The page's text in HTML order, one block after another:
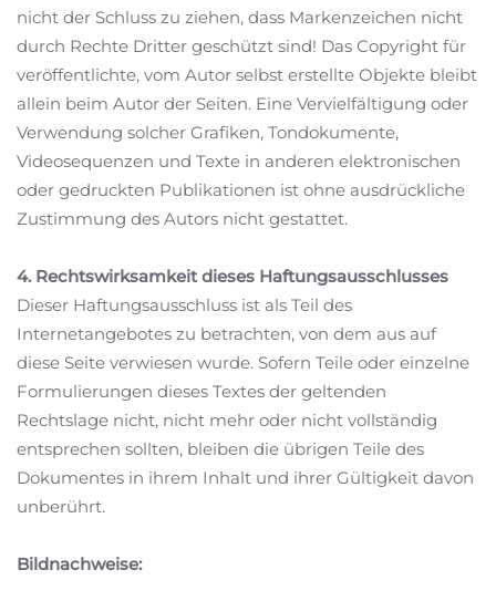
nicht der Schluss zu ziehen, dass Markenzeichen nicht
durch Rechte Dritter geschützt sind! Das Copyright für
veröffentlichte, vom Autor selbst erstellte Objekte bleibt
allein beim Autor der Seiten. Eine Vervielfältigung oder
Verwendung solcher Grafiken, Tondokumente,
Videosequenzen und Texte in anderen elektronischen
oder gedruckten Publikationen ist ohne ausdrückliche
Zustimmung des Autors nicht gestattet.
4. Rechtswirksamkeit dieses Haftungsausschlusses
Dieser Haftungsausschluss ist als Teil des
Internetangebotes zu betrachten, von dem aus auf
diese Seite verwiesen wurde. Sofern Teile oder einzelne
Formulierungen dieses Textes der geltenden
Rechtslage nicht, nicht mehr oder nicht vollständig
entsprechen sollten, bleiben die übrigen Teile des
Dokumentes in ihrem Inhalt und ihrer Gültigkeit davon
unberührt.
Bildnachweise: